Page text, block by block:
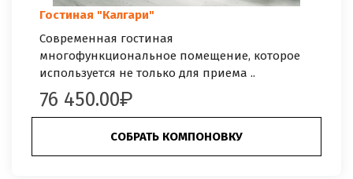
Гостиная "Калгари"
Современная гостиная
многофункциональное помещение, которое
используется не только для приема ..
76 450.00
СОБРАТЬ КОМПОНОВКУ